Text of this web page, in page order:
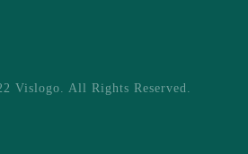
Vislogo. All Rights Reserved.